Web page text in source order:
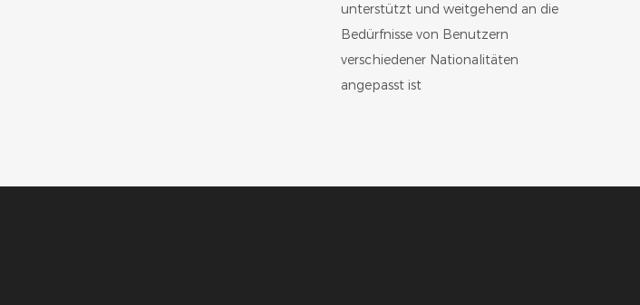
unterstützt und weitgehend an die
Bedürfnisse von Benutzern
verschiedener Nationalitäten
angepasst ist